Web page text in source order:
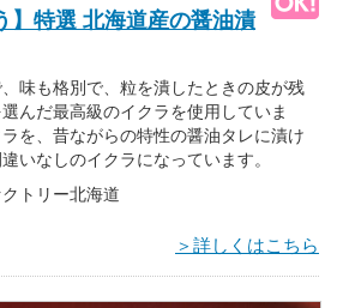
】特選 北海道産の醤油漬
味も格別で、粒を潰したときの皮が残
んだ最高級のイクラを使用していま
を、昔ながらの特性の醤油タレに漬け
いなしのイクラになっています。
トリー北海道
＞詳しくはこちら